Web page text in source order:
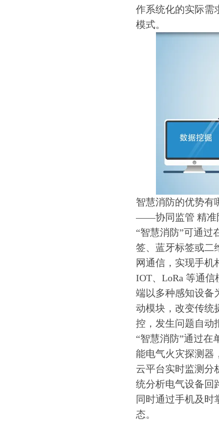
作系统化的实际需
模式。
智慧消防的优势有
——协同监管 精准
“智慧消防”可通过
签、蓝牙标签或二
网通信，实现手机
IOT、LoRa 等通
端以多种感知设备
动模块，改变传统
控，发生问题自动
“智慧消防”通过在
能电气火灾探测器
云平台实时监测分
统分析电气设备回
同时通过手机及时
态。